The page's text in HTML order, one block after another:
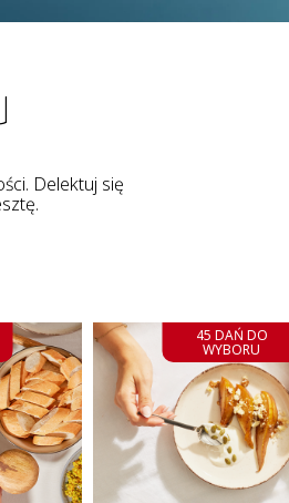
Delektuj się
45 DAŃ DO
WYBORU